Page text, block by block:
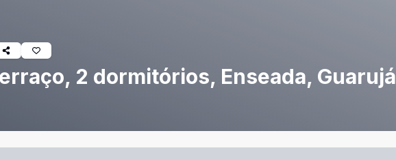
2 dormitórios, Enseada, Guarujá